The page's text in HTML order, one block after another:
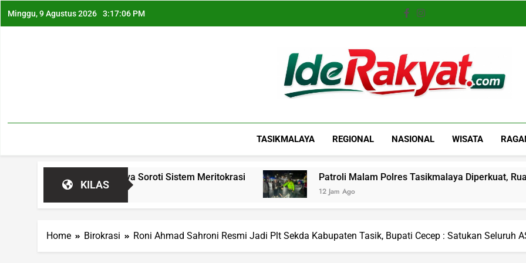
Minggu, 9 Agustus 2026 3:17:07 PM
Iderakyat.com
TASIKMALAYA REGIONAL NASIONAL WISATA
KILAS
Tasikmalaya Soroti Sistem Meritokrasi Patroli Malam Polres Tasikmalaya Diperkuat, Ruang Gerak
12 Jam Ago
Home Birokrasi Roni Ahmad Sahroni Resmi Jadi Plt Sekda Kabupaten Tasik, Bupati Cecep : Satukan Seluruh